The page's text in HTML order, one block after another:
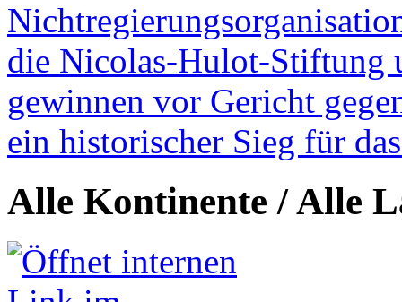
die Nicolas-Hulot-Stiftung
gewinnen vor Gericht
ein historischer Sieg für
Alle Kontinente / Alle